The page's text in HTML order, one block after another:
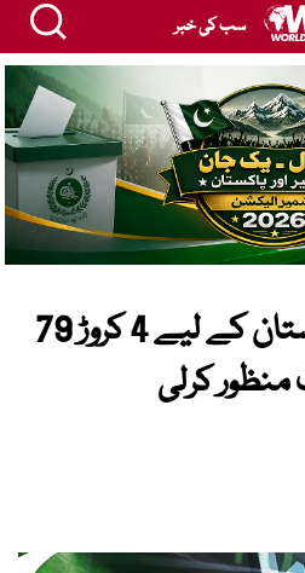
سب کی خبر
ورلڈ بینک نے پاکستان کے لیے 4 کروڑ 79
منظور کرلی